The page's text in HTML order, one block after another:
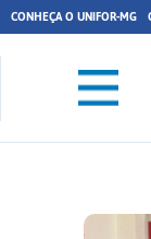
CONHEÇA O UNIFOR-MG